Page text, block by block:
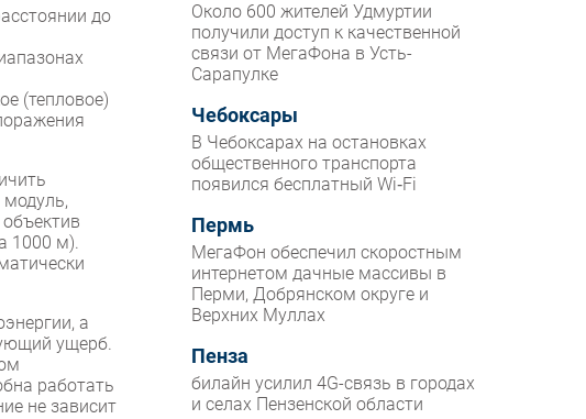
до
(тепловое)
1000 м).
а
ущерб.
работать
не зависит
Около 600 жителей Удмуртии
получили доступ к качественной
связи от МегаФона в Усть-
Сарапулке
Чебоксары
В Чебоксарах на остановках
общественного транспорта
появился бесплатный Wi‑Fi
Пермь
МегаФон обеспечил скоростным
интернетом дачные массивы в
Перми, Добрянском округе и
Верхних Муллах
Пенза
билайн усилил 4G-связь в городах
и селах Пензенской области